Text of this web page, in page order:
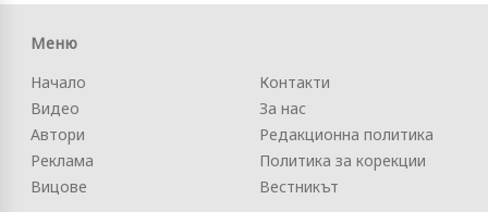
Меню
Начало
Видео
Автори
Реклама
Вицове
Контакти
За нас
Редакционна политика
Политика за корекции
Вестникът